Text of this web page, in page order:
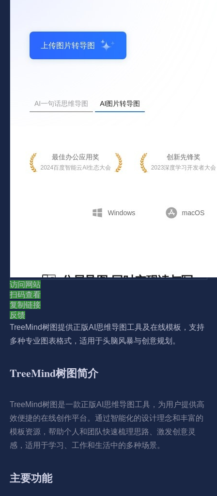
访问网站
扫码查看
复制链接
反馈
TreeMind树图提供正版AI思维导图工具及在线模板，支持
多种专业图表格式，适用于头脑风暴与创意规划。
TreeMind树图简介
TreeMind树图是一款正版AI思维导图工具，为用户提供高
效便捷的在线创作平台。通过智能化的设计理念和丰富的
模板资源，帮助个人和团队快速梳理思路、激发创意灵
感，适用于学习、工作和生活中的多种场景。
主要功能